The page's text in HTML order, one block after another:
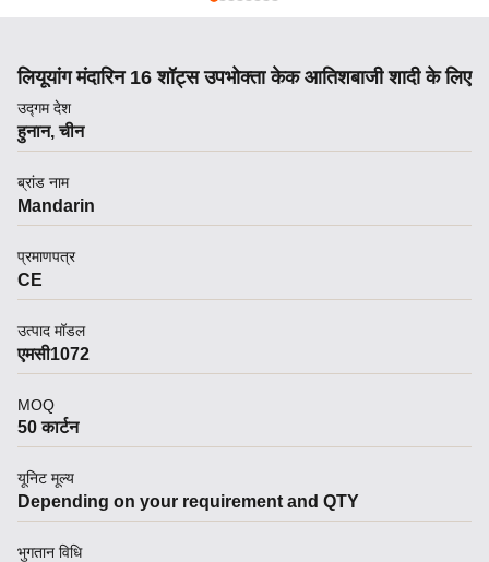
लियूयांग मंदारिन 16 शॉट्स उपभोक्ता केक आतिशबाजी शादी के लिए
उद्गम देश
हुनान, चीन
ब्रांड नाम
Mandarin
प्रमाणपत्र
CE
उत्पाद मॉडल
एमसी1072
MOQ
50 कार्टन
यूनिट मूल्य
Depending on your requirement and QTY
भुगतान विधि